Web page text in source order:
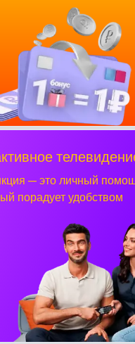
— это личный
порадует удобством